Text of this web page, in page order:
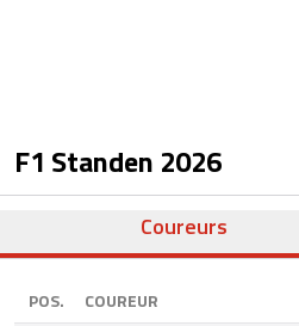
F1 Standen 2026
Coureurs
POS. COUREUR